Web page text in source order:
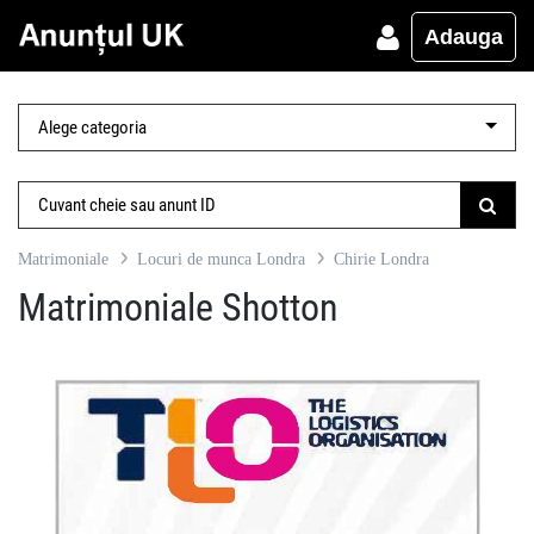
Adauga
Matrimoniale Locuri de munca Londra Chirie Londra
Matrimoniale Shotton